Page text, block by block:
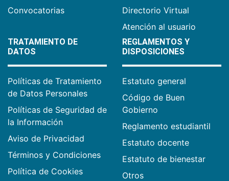
Convocatorias
Directorio Virtual
Atención al usuario
TRATAMIENTO DE
DATOS
Políticas de Tratamiento
de Datos Personales
Políticas de Seguridad de
la Información
Aviso de Privacidad
Términos y Condiciones
Política de Cookies
REGLAMENTOS Y
DISPOSICIONES
Estatuto general
Código de Buen
Gobierno
Reglamento estudiantil
Estatuto docente
Estatuto de bienestar
Otros